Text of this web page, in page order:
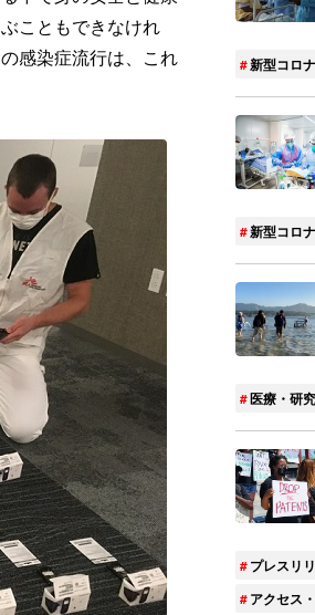
こともできなけれ
感染症流行は、これ
新型コロ
新型コロ
医療・研
プレスリ
アクセス